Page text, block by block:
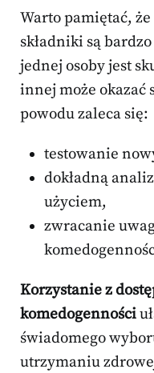
Warto pamiętać,
składniki są
jednej osoby jest
innej może okazać
powodu zaleca się:
testowanie
dokładną
użyciem,
zwracanie
Korzystanie z
komedogenności
świadomego
utrzymaniu